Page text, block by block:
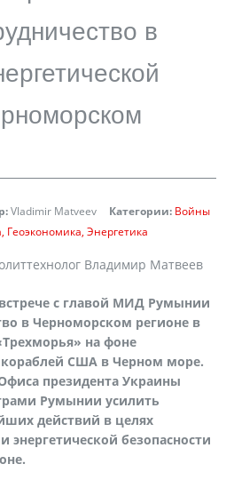
в
Vladimir Matveev Категории: Войны
Геоэкономика Энергетика
Владимир Матвеев
с главой МИД Румынии
в Черноморском регионе в
на фоне
кораблей США в Черном море.
президента Украины
Румынии усилить
действий в целях
энергетической безопасности